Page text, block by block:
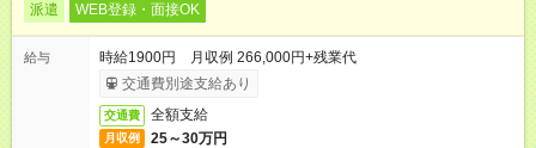
派遣 WEB登録・面接OK
給与
時給1900円 月収例 266,000円+残業代
交通費別途支給あり
交通費 全額支給
月収例 25～30万円